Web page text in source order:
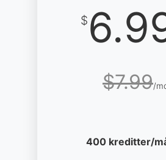
$
$7.99/
400 kreditter/